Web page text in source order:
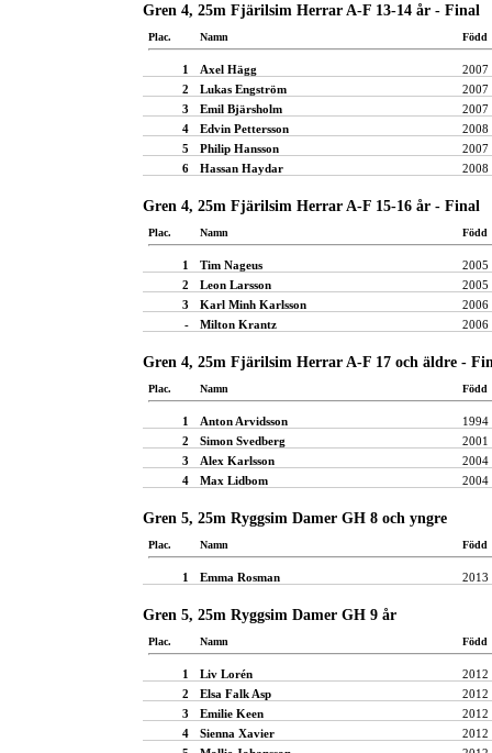
Gren 4, 25m Fjärilsim Herrar A-F 13-14 år - Final
Plac. Namn Född
1 Axel Hägg
2007
2
Lukas Engström
2007
3
Emil Bjärsholm
2007
4
Edvin Pettersson
2008
5
Philip Hansson
2007
6
Hassan Haydar 2008
Gren 4, 25m Fjärilsim Herrar A-F 15-16 år - Final
Plac. Namn Född
1 Tim Nageus
2005
2
Leon Larsson
2005
3
Karl Minh Karlsson
2006
-
Milton Krantz 2006
Gren 4, 25m Fjärilsim Herrar A-F 17 och äldre -
Plac. Namn Född
1 Anton Arvidsson
1994
2
Simon Svedberg
2001
3
Alex Karlsson
2004
4
Max Lidbom 2004
Gren 5, 25m Ryggsim Damer GH 8 och yngre
Plac. Namn Född
1 Emma Rosman 2013
Gren 5, 25m Ryggsim Damer GH 9 år
Plac. Namn Född
1 Liv Lorén
2012
2
Elsa Falk Asp
2012
3
Emilie Keen
2012
4
Sienna Xavier
2012